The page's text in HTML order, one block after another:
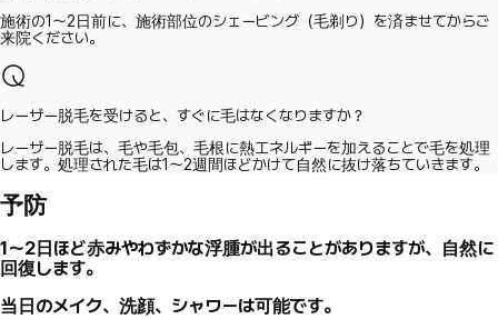
施術の1〜2日前に、施術部位のシェービング（毛剃り）を済ませてからご
来院ください。
レーザー脱毛を受けると、すぐに毛はなくなりますか？
レーザー脱毛は、毛や毛包、毛根に熱エネルギーを加えることで毛を処理
します。処理された毛は1〜2週間ほどかけて自然に抜け落ちていきます。
予防
1〜2日ほど赤みやわずかな浮腫が出ることがありますが、自然に
回復します。
当日のメイク、洗顔、シャワーは可能です。